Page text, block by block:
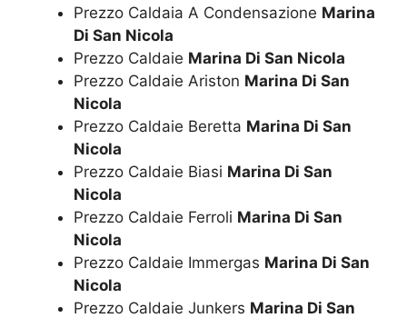
Prezzo Caldaia A Condensazione Marina
Di San Nicola
Prezzo Caldaie Marina Di San Nicola
Prezzo Caldaie Ariston Marina Di San
Nicola
Prezzo Caldaie Beretta Marina Di San
Nicola
Prezzo Caldaie Biasi Marina Di San
Nicola
Prezzo Caldaie Ferroli Marina Di San
Nicola
Prezzo Caldaie Immergas Marina Di San
Nicola
Prezzo Caldaie Junkers Marina Di San